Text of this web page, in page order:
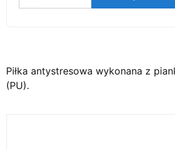
Piłka antystresowa wykonana z
(PU).